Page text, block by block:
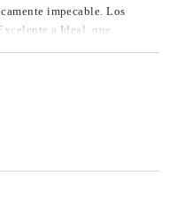
impecable. Los
a Ideal, que